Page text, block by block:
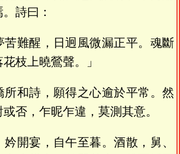
詩曰：
苦難醒，日迥風微漏正平。魂斷
枝上曉鶯聲。」
所和詩，願得之心逾於平常。然
否，乍昵乍違，莫測其意。
妗開宴，自午至暮。酒散，舅、